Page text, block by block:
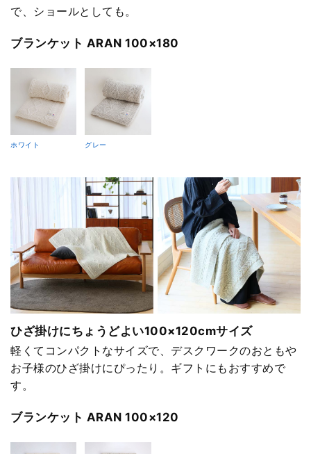
で、ショールとしても。
ブランケット ARAN 100×180
ホワイト グレー
ひざ掛けにちょうどよい100×120cmサイズ
軽くてコンパクトなサイズで、デスクワークのおともや
お子様のひざ掛けにぴったり。ギフトにもおすすめで
す。
ブランケット ARAN 100×120